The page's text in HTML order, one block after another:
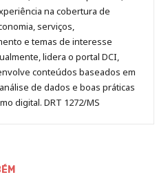
na cobertura de
serviços,
e temas de interesse
lidera o portal DCI,
conteúdos baseados em
de dados e boas práticas
digital. DRT 1272/MS